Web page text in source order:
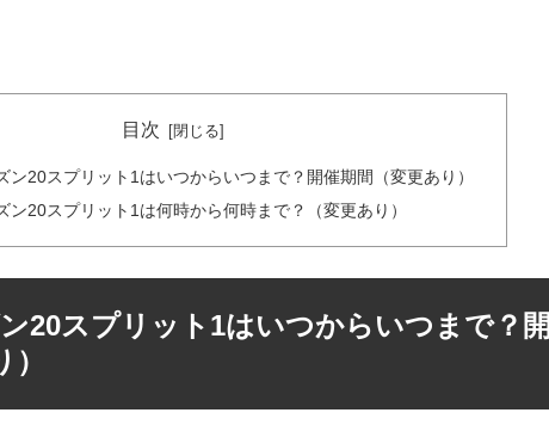
目次
ン20スプリット1はいつからいつまで？開催期間（変更あり）
ン20スプリット1は何時から何時まで？（変更あり）
ン20スプリット1はいつからいつまで？開